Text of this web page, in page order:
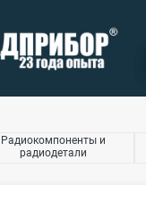
Радиокомпоненты и
радиодетали